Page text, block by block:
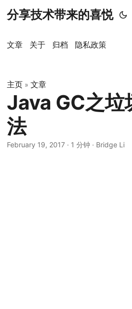
分享技术带来的喜悦
文章 关于 归档 隐私政策
主页 » 文章
Java GC之垃
法
February 19, 2017 · 1 分钟 · Bridge Li